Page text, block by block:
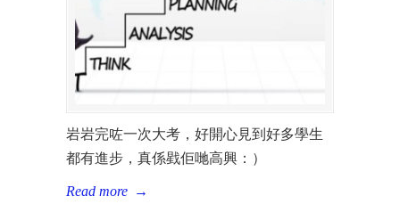
岩岩完咗一次大考，好開心見到好多學生
都有進步，真係戥佢哋高興：）
Read more →